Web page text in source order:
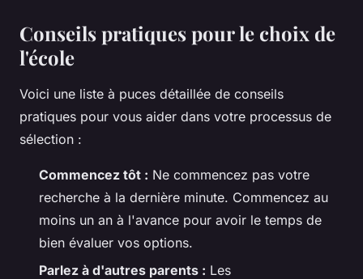
Conseils pratiques pour le choix de
l'école
Voici une liste à puces détaillée de conseils
pratiques pour vous aider dans votre processus de
sélection :
Commencez tôt : Ne commencez pas votre
recherche à la dernière minute. Commencez au
moins un an à l'avance pour avoir le temps de
bien évaluer vos options.
Parlez à d'autres parents : Les